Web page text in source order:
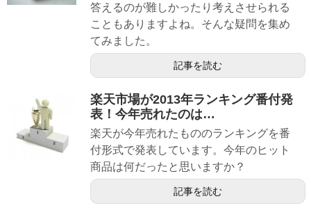
答えるのが難しかったり考えさせられる
こともありますよね。そんな疑問を集め
てみました。
記事を読む
楽天市場が2013年ランキング番付発
表！今年売れたのは…
楽天が今年売れたもののランキングを番
付形式で発表しています。今年のヒット
商品は何だったと思いますか？
記事を読む